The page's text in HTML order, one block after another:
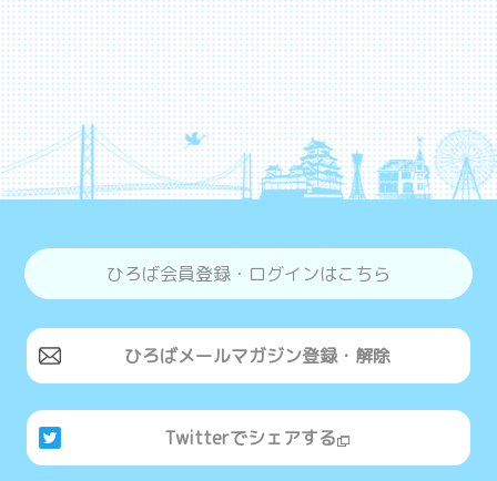
ひろば会員登録・ログインはこちら
ひろばメールマガジン登録・解除
Twitterでシェアする